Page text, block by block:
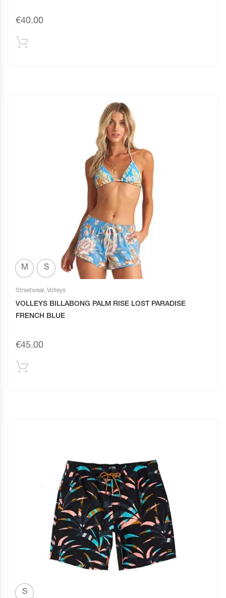
€40.00
M S
Streetwear, Volleys
VOLLEYS BILLABONG PALM RISE LOST PARADISE
FRENCH BLUE
€45.00
S